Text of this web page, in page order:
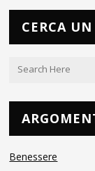
CERCA
Benessere